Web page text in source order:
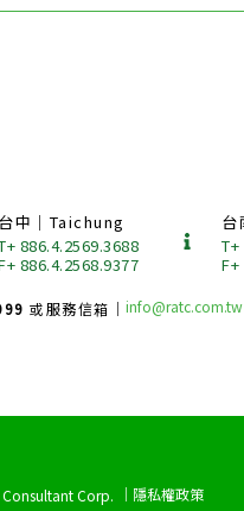
台中｜Taichung
886.4.2569.3688
886.4.2568.9377
台
或服務信箱｜ info@ratc.com.tw
Corp. ｜隱私權政策